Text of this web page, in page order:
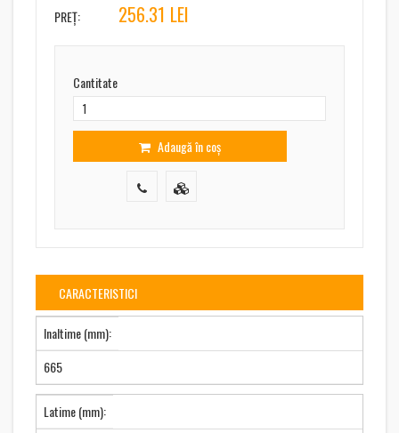
PREȚ: 256.31 LEI
Cantitate
Adaugă în coș
CARACTERISTICI
Inaltime (mm):
665
Latime (mm):